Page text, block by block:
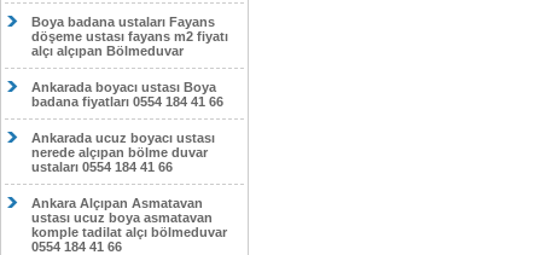
Boya badana ustaları Fayans
döşeme ustası fayans m2 fiyatı
alçı alçıpan Bölmeduvar
Ankarada boyacı ustası Boya
badana fiyatları 0554 184 41 66
Ankarada ucuz boyacı ustası
nerede alçıpan bölme duvar
ustaları 0554 184 41 66
Ankara Alçıpan Asmatavan
ustası ucuz boya asmatavan
komple tadilat alçı bölmeduvar
0554 184 41 66